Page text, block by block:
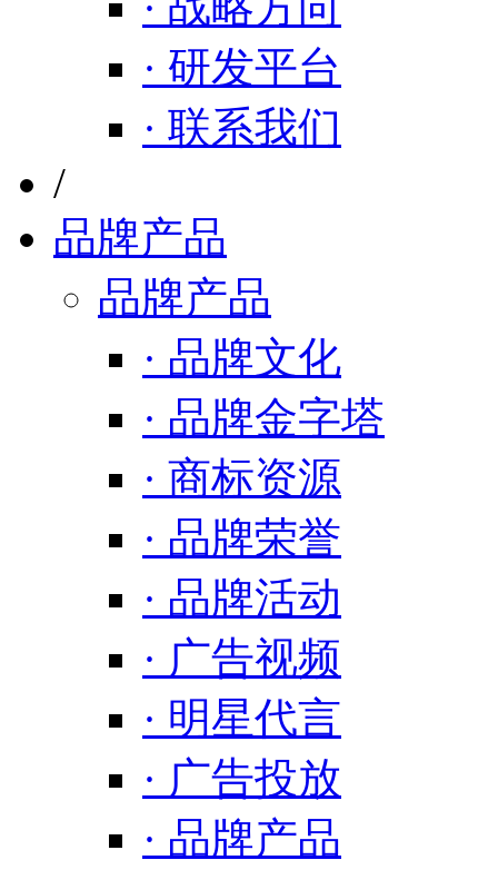
· 研发平台
· 联系我们
/
品牌产品
品牌产品
· 品牌文化
· 品牌金字塔
· 商标资源
· 品牌荣誉
· 品牌活动
· 广告视频
· 明星代言
· 广告投放
· 品牌产品